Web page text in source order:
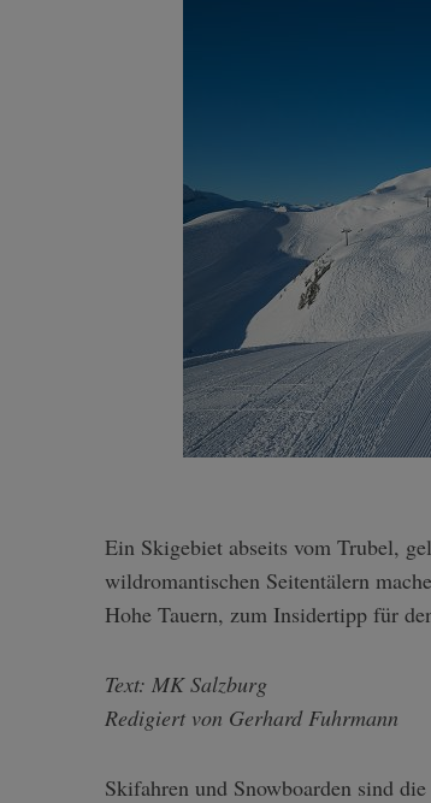
Ein Skigebiet abseits vom Trubel, gelebte Nachhaltigkeit und berauschende Naturerlebnisse in fünf
wildromantischen Seitentälern
Hohe Tauern, zum Insidertipp für
Text: MK Salzburg
Redigiert von Gerhard Fuhrmann
Skifahren und Snowboarden sind